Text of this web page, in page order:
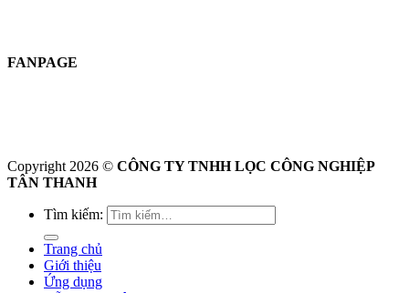
FANPAGE
Copyright 2026 © CÔNG TY TNHH LỌC CÔNG NGHIỆP
TÂN THANH
Tìm kiếm:
Trang chủ
Giới thiệu
Ứng dụng